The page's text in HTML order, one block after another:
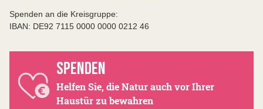
Spenden an die Kreisgruppe:
IBAN: DE92 7115 0000 0000 0212 46
SPENDEN
Helfen Sie, die Natur auch vor Ihrer
Haustür zu bewahren